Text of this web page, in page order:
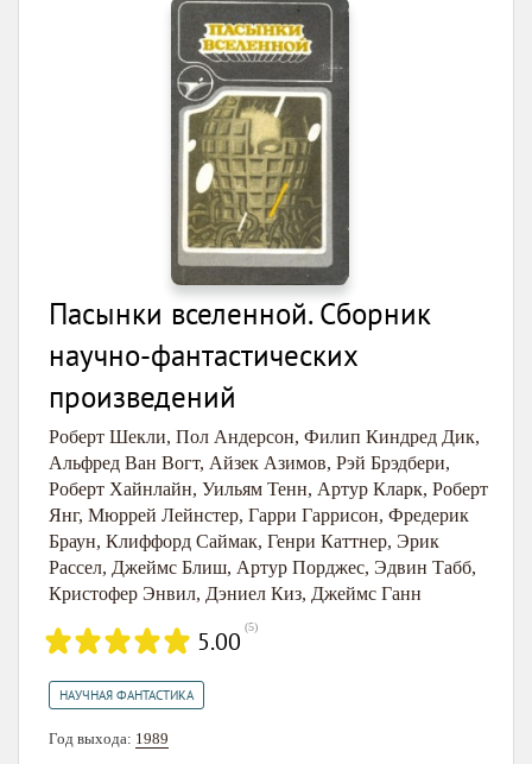
Пасынки вселенной. Сборник
научно-фантастических
произведений
Роберт Шекли, Пол Андерсон, Филип Киндред Дик,
Альфред Ван Вогт, Айзек Азимов, Рэй Брэдбери,
Роберт Хайнлайн, Уильям Тенн, Артур Кларк, Роберт
Янг, Мюррей Лейнстер, Гарри Гаррисон, Фредерик
Браун, Клиффорд Саймак, Генри Каттнер, Эрик
Рассел, Джеймс Блиш, Артур Порджес, Эдвин Табб,
Кристофер Энвил, Дэниел Киз, Джеймс Ганн
5.00 (5)
НАУЧНАЯ ФАНТАСТИКА
Год выхода: 1989